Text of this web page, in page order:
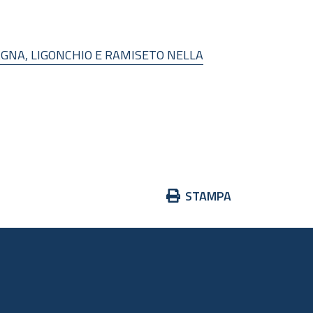
LIGONCHIO E RAMISETO NELLA
Azioni
documento
STAMPA